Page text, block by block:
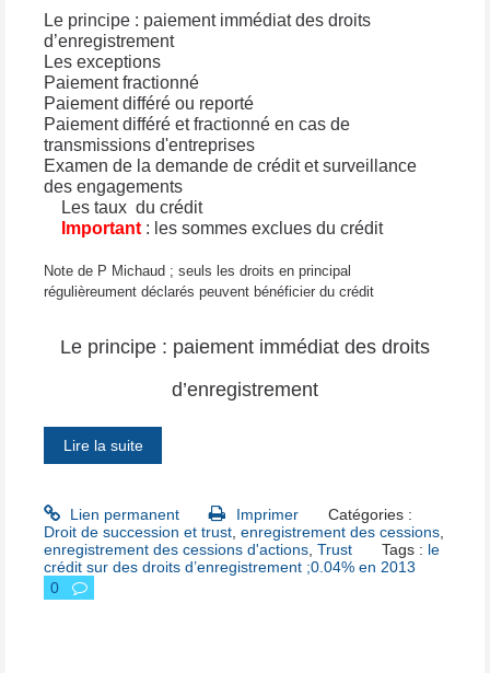
Le principe : paiement immédiat des droits
d’enregistrement
Les exceptions
Paiement fractionné
Paiement différé ou reporté
Paiement différé et fractionné en cas de
transmissions d'entreprises
Examen de la demande de crédit et surveillance
des engagements
Les taux du crédit
Important : les sommes exclues du crédit
Note de P Michaud ; seuls les droits en principal
régulièreument déclarés peuvent bénéficier du crédit
Le principe : paiement immédiat des droits
d’enregistrement
Lire la suite
Lien permanent Imprimer
Catégories :
Droit de succession et trust enregistrement des cessions
enregistrement des cessions d'actions Trust Tags : le
crédit sur des droits d’enregistrement ;0.04% en 2013
0